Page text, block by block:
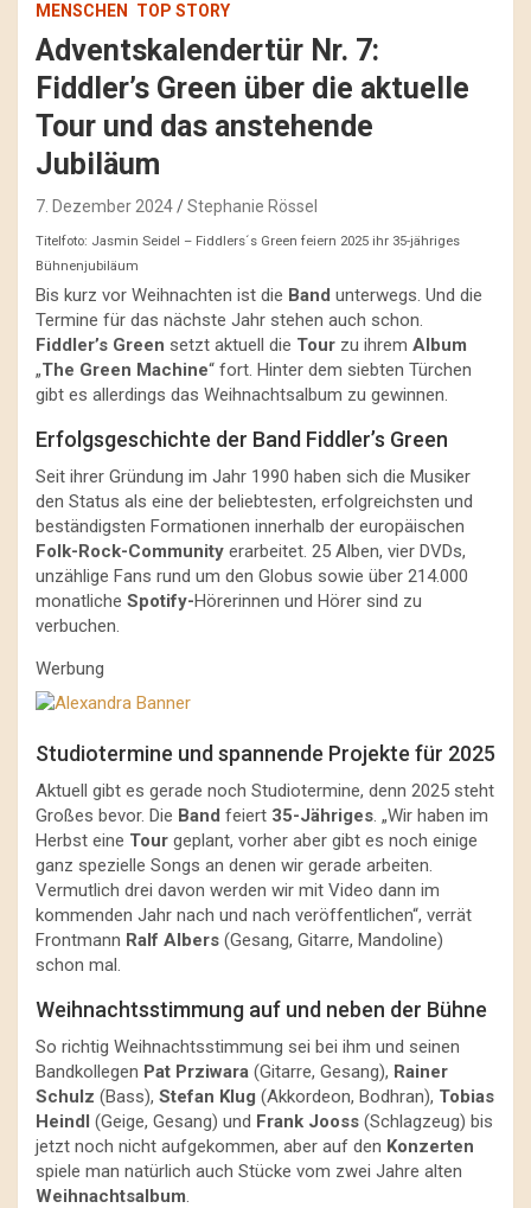
MENSCHEN TOP STORY
Adventskalendertür Nr. 7:
Fiddler’s Green über die aktuelle
Tour und das anstehende
Jubiläum
7. Dezember 2024 Stephanie Rössel
Titelfoto: Jasmin Seidel – Fiddlers´s Green feiern 2025 ihr 35-jähriges
Bühnenjubiläum
Bis kurz vor Weihnachten ist die Band unterwegs. Und die
Termine für das nächste Jahr stehen auch schon.
Fiddler’s Green setzt aktuell die Tour zu ihrem Album
„The Green Machine“ fort. Hinter dem siebten Türchen
gibt es allerdings das Weihnachtsalbum zu gewinnen.
Erfolgsgeschichte der Band Fiddler’s Green
Seit ihrer Gründung im Jahr 1990 haben sich die Musiker
den Status als eine der beliebtesten, erfolgreichsten und
beständigsten Formationen innerhalb der europäischen
Folk-Rock-Community erarbeitet. 25 Alben, vier DVDs,
unzählige Fans rund um den Globus sowie über 214.000
monatliche Spotify-Hörerinnen und Hörer sind zu
verbuchen.
Werbung
Studiotermine und spannende Projekte für 2025
Aktuell gibt es gerade noch Studiotermine, denn 2025 steht
Großes bevor. Die Band feiert 35-Jähriges. „Wir haben im
Herbst eine Tour geplant, vorher aber gibt es noch einige
ganz spezielle Songs an denen wir gerade arbeiten.
Vermutlich drei davon werden wir mit Video dann im
kommenden Jahr nach und nach veröffentlichen“, verrät
Frontmann Ralf Albers (Gesang, Gitarre, Mandoline)
schon mal.
Weihnachtsstimmung auf und neben der Bühne
So richtig Weihnachtsstimmung sei bei ihm und seinen
Bandkollegen Pat Prziwara (Gitarre, Gesang), Rainer
Schulz (Bass), Stefan Klug (Akkordeon, Bodhran), Tobias
Heindl (Geige, Gesang) und Frank Jooss (Schlagzeug) bis
jetzt noch nicht aufgekommen, aber auf den Konzerten
spiele man natürlich auch Stücke vom zwei Jahre alten
Weihnachtsalbum.